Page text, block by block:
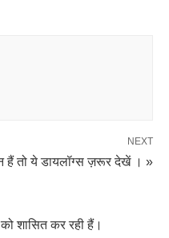
NEXT
हैं तो ये डायलॉग्स ज़रूर देखें । »
शासित कर रही हैं।